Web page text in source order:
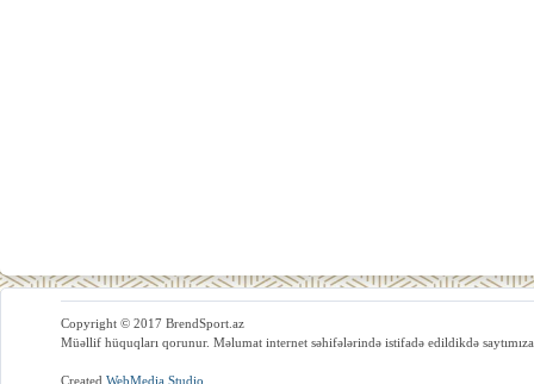
Copyright © 2017 BrendSport.az
Müəllif hüquqları qorunur. Məlumat internet səhifələrində istifadə edildikdə
Created WebMedia Studio